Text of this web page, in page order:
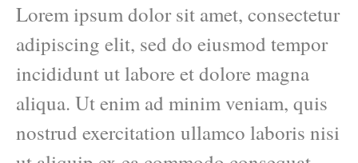
Lorem ipsum dolor sit amet, consectetur
adipiscing elit, sed do eiusmod tempor
incididunt ut labore et dolore magna
aliqua. Ut enim ad minim veniam, quis
nostrud exercitation ullamco laboris nisi